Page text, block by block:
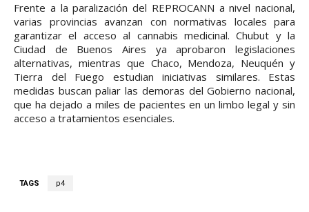
Frente a la paralización del REPROCANN a nivel nacional,
varias provincias avanzan con normativas locales para
garantizar el acceso al cannabis medicinal. Chubut y la
Ciudad de Buenos Aires ya aprobaron legislaciones
alternativas, mientras que Chaco, Mendoza, Neuquén y
Tierra del Fuego estudian iniciativas similares. Estas
medidas buscan paliar las demoras del Gobierno nacional,
que ha dejado a miles de pacientes en un limbo legal y sin
acceso a tratamientos esenciales.
TAGS p4